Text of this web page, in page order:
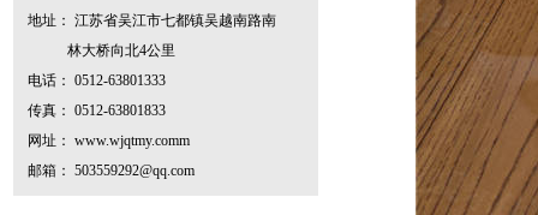
地址： 江苏省吴江市七都镇吴越南路南
林大桥向北4公里
电话： 0512-63801333
传真： 0512-63801833
网址： www.wjqtmy.comm
邮箱： 503559292@qq.com